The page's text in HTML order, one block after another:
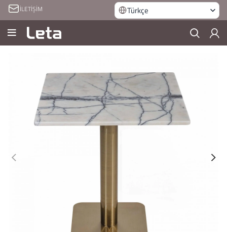
İLETİŞİM Türkçe